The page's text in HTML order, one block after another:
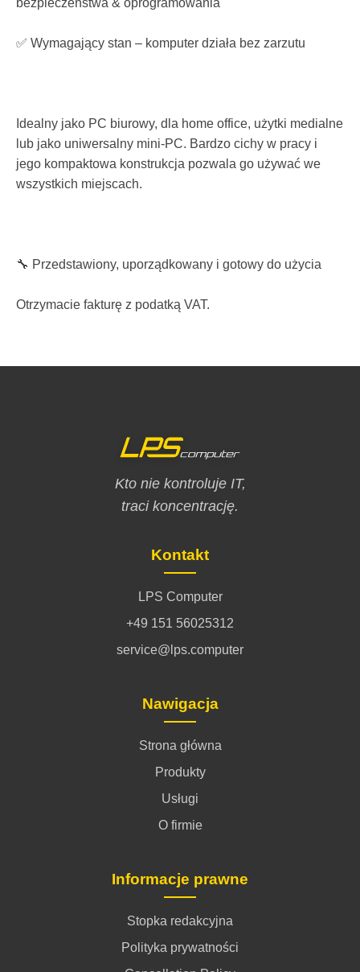
bezpieczeństwa & oprogramowania
✅ Wymagający stan – komputer działa bez zarzutu
Idealny jako PC biurowy, dla home office, użytki medialne
lub jako uniwersalny mini-PC. Bardzo cichy w pracy i
jego kompaktowa konstrukcja pozwala go używać we
wszystkich miejscach.
🔧 Przedstawiony, uporządkowany i gotowy do użycia
Otrzymacie fakturę z podatką VAT.
Kto nie kontroluje IT,
traci koncentrację.
Kontakt
LPS Computer
+49 151 56025312
service@lps.computer
Nawigacja
Strona główna
Produkty
Usługi
O firmie
Informacje prawne
Stopka redakcyjna
Polityka prywatności